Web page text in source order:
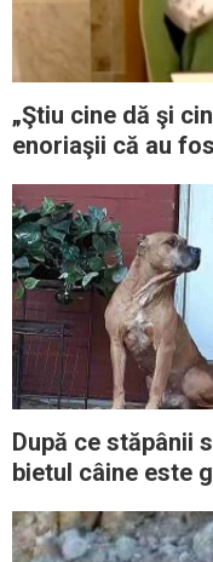
„Ştiu cine dă şi
enoriaşii că au
După ce stăpânii
bietul câine este